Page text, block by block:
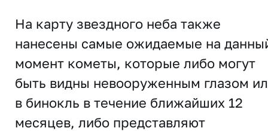
На карту звездного неба также
нанесены самые ожидаемые на
момент кометы, которые либо могут
быть видны невооруженным глазом
в бинокль в течение ближайших 12
месяцев, либо представляют